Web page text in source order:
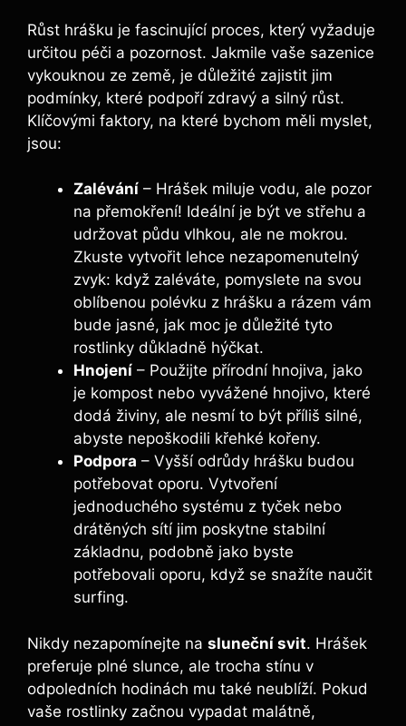
Růst hrášku je fascinující proces, který vyžaduje
určitou péči a pozornost. Jakmile vaše sazenice
vykouknou ze země, je důležité zajistit jim
podmínky, které podpoří zdravý a silný růst.
Klíčovými faktory, na které bychom měli myslet,
jsou:
Zalévání – Hrášek miluje vodu, ale pozor
na přemokření! Ideální je být ve střehu a
udržovat půdu vlhkou, ale ne mokrou.
Zkuste vytvořit lehce nezapomenutelný
zvyk: když zaléváte, pomyslete na svou
oblíbenou polévku z hrášku a rázem vám
bude jasné, jak moc je důležité tyto
rostlinky důkladně hýčkat.
Hnojení – Použijte přírodní hnojiva, jako
je kompost nebo vyvážené hnojivo, které
dodá živiny, ale nesmí to být příliš silné,
abyste nepoškodili křehké kořeny.
Podpora – Vyšší odrůdy hrášku budou
potřebovat oporu. Vytvoření
jednoduchého systému z tyček nebo
drátěných sítí jim poskytne stabilní
základnu, podobně jako byste
potřebovali oporu, když se snažíte naučit
surfing.
Nikdy nezapomínejte na sluneční svit. Hrášek
preferuje plné slunce, ale trocha stínu v
odpoledních hodinách mu také neublíží. Pokud
vaše rostlinky začnou vypadat malátně,